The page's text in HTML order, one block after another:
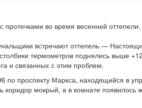
во время весенней
термометров поднялись выше
и связанных с этим проблем.
по проспекту Маркса, находящийся в
коридор мокрый, а в комнате